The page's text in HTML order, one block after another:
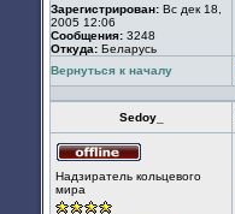
Зарегистрирован: Вс дек 18,
2005 12:06
Сообщения: 3248
Откуда: Беларусь
Вернуться к началу
Sedoy_
в
Надзиратель кольцевого
мира